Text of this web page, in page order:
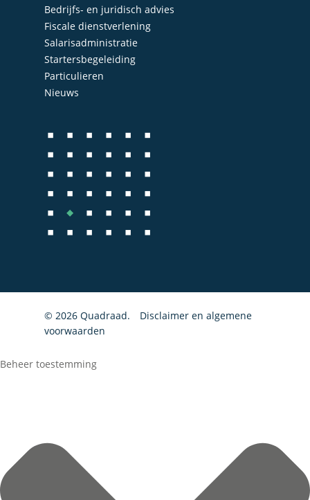
Bedrijfs- en juridisch advies
Fiscale dienstverlening
Salarisadministratie
Startersbegeleiding
Particulieren
Nieuws
© 2026 Quadraad.
Disclaimer en algemene
voorwaarden
Beheer toestemming